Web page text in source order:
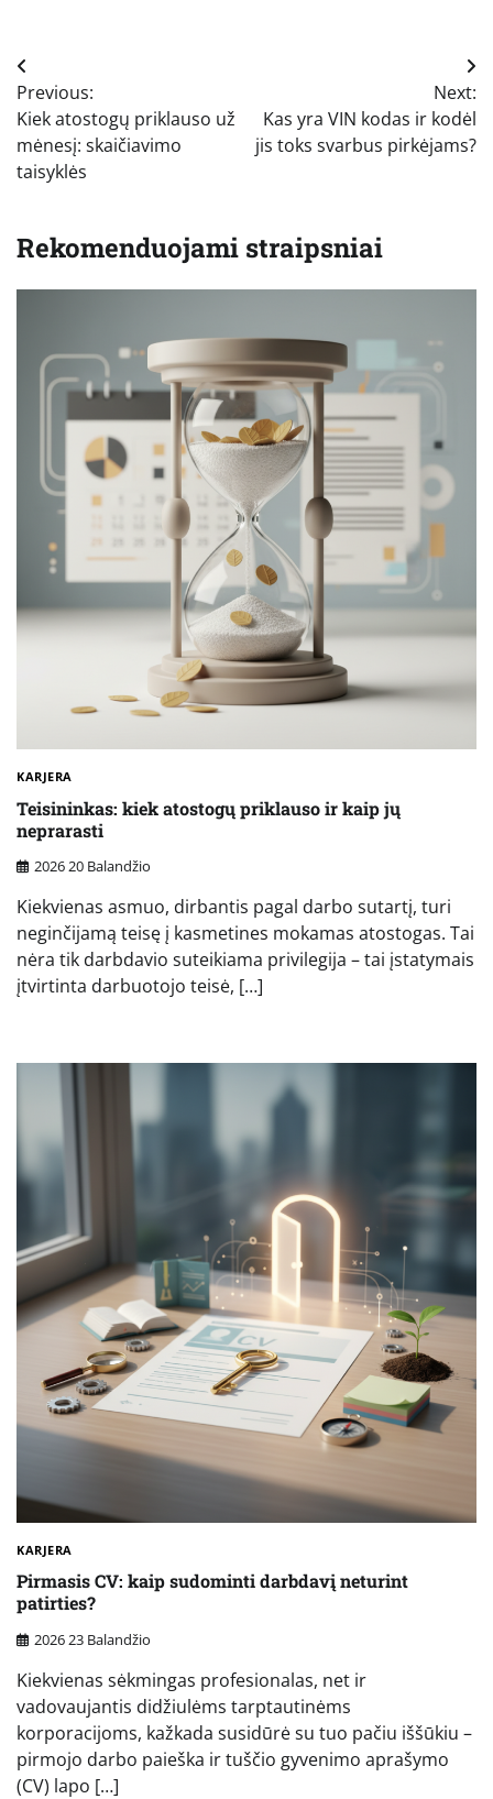
Navigacija
tarp
įrašų
Previous:
Kiek atostogų priklauso už
mėnesį: skaičiavimo
taisyklės
Next:
Kas yra VIN kodas ir kodėl
jis toks svarbus pirkėjams?
Rekomenduojami straipsniai
KARJERA
Teisininkas: kiek atostogų priklauso ir kaip jų
neprarasti
2026 20 Balandžio
Kiekvienas asmuo, dirbantis pagal darbo sutartį, turi
neginčijamą teisę į kasmetines mokamas atostogas. Tai
nėra tik darbdavio suteikiama privilegija – tai įstatymais
įtvirtinta darbuotojo teisė, […]
KARJERA
Pirmasis CV: kaip sudominti darbdavį neturint
patirties?
2026 23 Balandžio
Kiekvienas sėkmingas profesionalas, net ir
vadovaujantis didžiulėms tarptautinėms
korporacijoms, kažkada susidūrė su tuo pačiu iššūkiu –
pirmojo darbo paieška ir tuščio gyvenimo aprašymo
(CV) lapo […]